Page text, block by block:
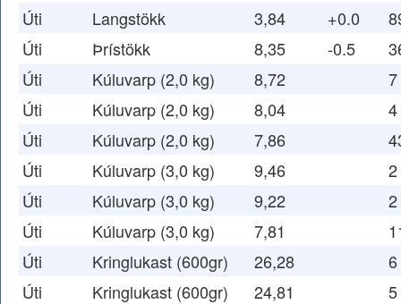
Úti
Langstökk 3,84 +0.0
Úti
Þrístökk 8,35 -0.5
Úti
Kúluvarp (2,0 kg) 8,72
7
Úti
Kúluvarp (2,0 kg) 8,04
4
Úti
Kúluvarp (2,0 kg) 7,86
Úti
Kúluvarp (3,0 kg) 9,46
2
Úti
Kúluvarp (3,0 kg) 9,22
2
Úti
Kúluvarp (3,0 kg) 7,81
Úti
Kringlukast (600gr) 26,28
6
Úti
Kringlukast (600gr) 24,81
5